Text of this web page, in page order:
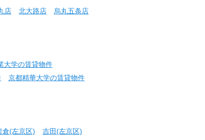
店 北大路店
烏丸五条店
大学の賃貸物件
京都精華大学の賃貸物件
倉(左京区)
吉田(左京区)